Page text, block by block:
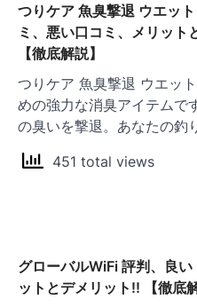
つりケア 魚臭撃退 ウエッ
ミ、悪い口コミ、メリット
【徹底解説】
つりケア 魚臭撃退 ウエッ
めの強力な消臭アイテムで
の臭いを撃退。あなたの釣
451 total views
グローバルWiFi 評判、良
ットとデメリット!! 【徹底解